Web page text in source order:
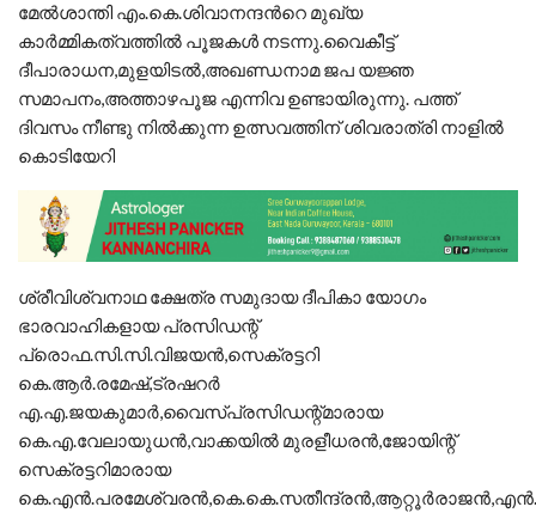
മേൽശാന്തി എം.കെ.ശിവാനന്ദൻറെ മുഖ്യ
കാർമ്മികത്വത്തിൽ പൂജകൾ നടന്നു.വൈകീട്ട്
ദീപാരാധന,മുളയിടൽ,അഖണ്ഡനാമ ജപ യജ്ഞ
സമാപനം,അത്താഴപൂജ എന്നിവ ഉണ്ടായിരുന്നു. പത്ത്
ദിവസം നീണ്ടു നിൽക്കുന്ന ഉത്സവത്തിന് ശിവരാത്രി നാളിൽ
കൊടിയേറി
ശ്രീവിശ്വനാഥ ക്ഷേത്ര സമുദായ ദീപികാ യോഗം
ഭാരവാഹികളായ പ്രസിഡന്റ്
പ്രൊഫ.സി.സി.വിജയൻ,സെക്രട്ടറി
കെ.ആർ.രമേഷ്,ട്രഷറർ
എ.എ.ജയകുമാർ,വൈസ്പ്രസിഡന്റ്മാരായ
കെ.എ.വേലായുധൻ,വാക്കയിൽ മുരളീധരൻ,ജോയിന്റ്
സെക്രട്ടറിമാരായ